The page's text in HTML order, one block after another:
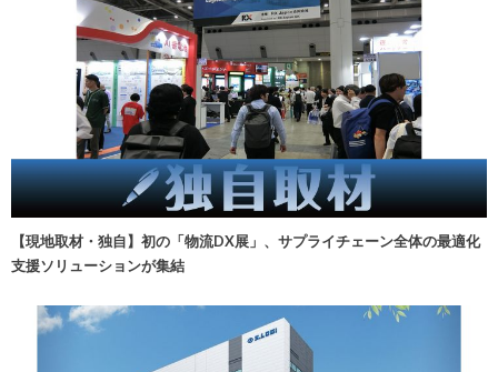
【現地取材・独自】初の「物流DX展」、サプライチェーン全体の最適化
支援ソリューションが集結